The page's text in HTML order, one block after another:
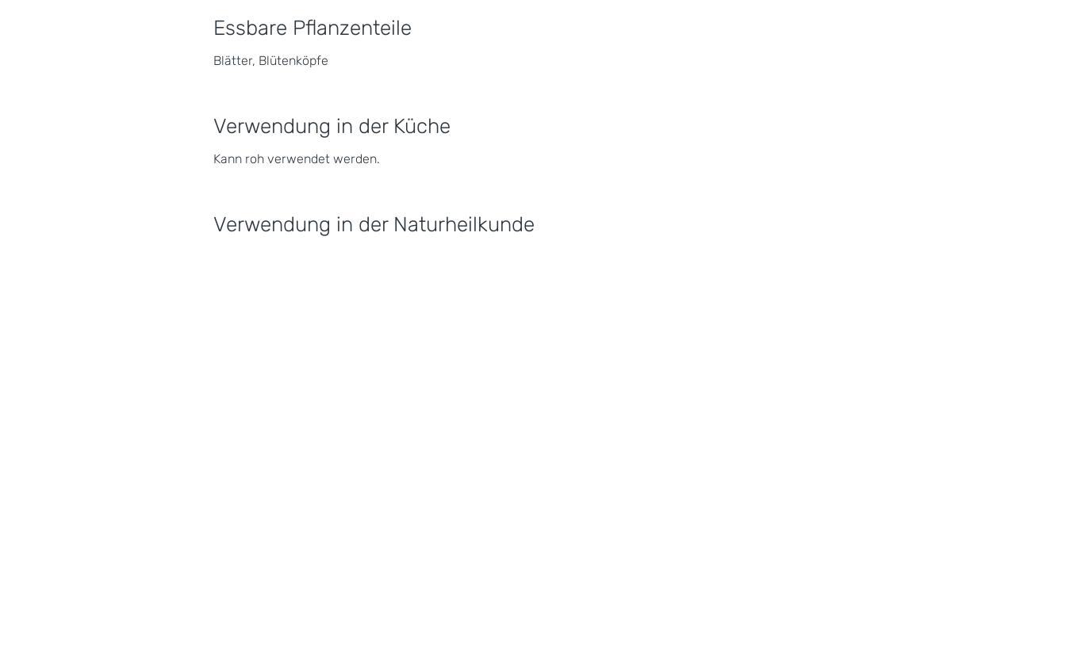
Essbare Pflanzenteile
Blätter, Blütenköpfe
Verwendung in der Küche
Kann roh verwendet werden.
Verwendung in der Naturheilkunde